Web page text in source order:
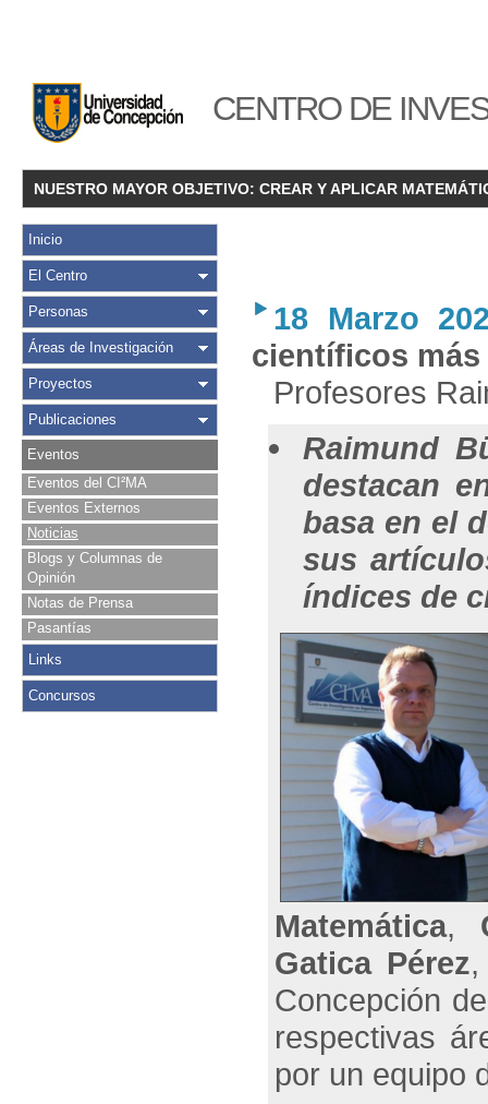
CENTRO DE
NUESTRO MAYOR OBJETIVO: CREAR Y APLICAR
Inicio
El Centro
Personas
Áreas de Investigación
Proyectos
Publicaciones
Eventos
Eventos del CI²MA
Eventos Externos
Noticias
Blogs y Columnas de
Opinión
Notas de Prensa
Pasantías
Links
Concursos
18 Marzo
científicos
Profesores
Raimund
destacan
basa en el
sus
índices de
Matemática,
Gatica Pérez
Concepción
respectivas
por un equipo